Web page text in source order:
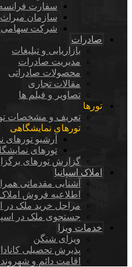
سفارت
سازمان
شرکت سهامی
صادرات
بازاریابی و تبلیغات
مدیریت صادرات
محصولات صادراتی
مقالات تجاری
تصاویر و فیلم ها
تورها
تعریف و مشخصات
تورهای نمایشگاهی
آرشیو تورهای
تورهای نمایشگاهی
گزارش تورهای
املاک اسپانیا
آشنایی مقدماتی
اطلاعیه فروش املاک
مراحل خرید ملک در
جستجوی ملک در
خدمات ویزا
ویزای شنگن
پذیرش تحصیلی کانادا
اقامت دائم و